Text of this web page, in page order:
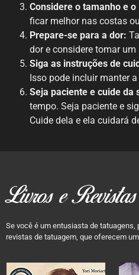
Considere o tamanho e
ficar melhor nas costas
Prepare-se para a dor:
dor e considere tomar
Siga as instruções de
Isso pode incluir manter
Seja paciente e cuide da
tempo. Seja paciente e
Cuide dela e ela cuidará
Livros e
Se você é um entusiasta de
revistas de tatuagem, que oferecem